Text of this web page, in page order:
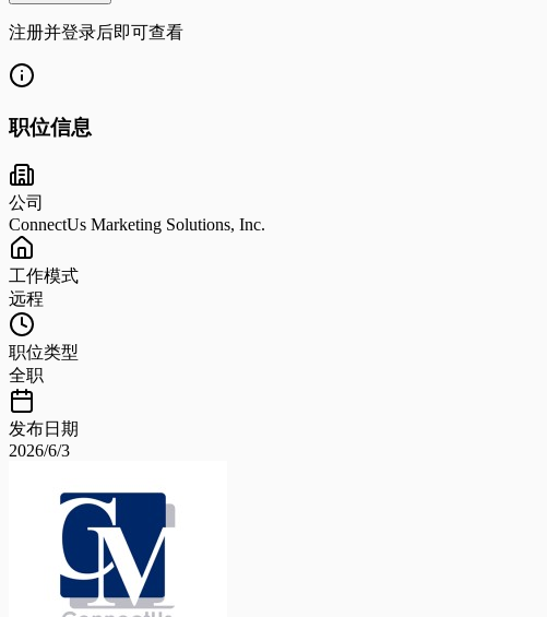
注册并登录后即可查看
职位信息
公司
ConnectUs Marketing Solutions, Inc.
工作模式
远程
职位类型
全职
发布日期
2026/6/3